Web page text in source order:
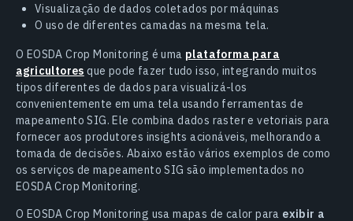
Visualização de dados coletados por máquinas
O uso de diferentes camadas na mesma tela.
O EOSDA Crop Monitoring é uma plataforma para
agricultores que pode fazer tudo isso, integrando muitos
tipos diferentes de dados para visualizá-los
convenientemente em uma tela usando ferramentas de
mapeamento SIG. Ele combina dados raster e vetoriais para
fornecer aos produtores insights acionáveis, melhorando a
tomada de decisões. Abaixo estão vários exemplos de como
os serviços de mapeamento SIG são implementados no
EOSDA Crop Monitoring.
O EOSDA Crop Monitoring usa mapas de calor para exibir a